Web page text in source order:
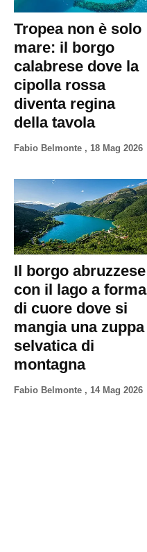
Tropea non è solo
mare: il borgo
calabrese dove la
cipolla rossa
diventa regina
della tavola
Fabio Belmonte , 18 Mag 2026
Il borgo abruzzese
con il lago a forma
di cuore dove si
mangia una zuppa
selvatica di
montagna
Fabio Belmonte , 14 Mag 2026